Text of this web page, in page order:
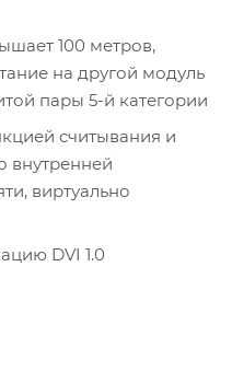
100 метров,
на другой модуль
пары 5-й категории
считывания и
внутренней
виртуально
DVI 1.0